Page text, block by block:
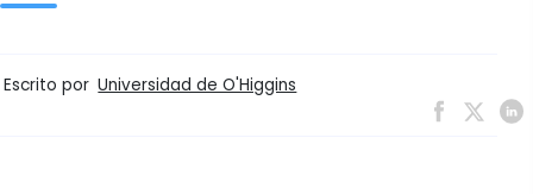
Escrito por Universidad de O'Higgins